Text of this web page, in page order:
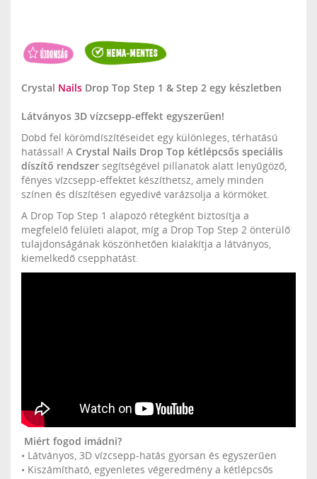
Crystal Nails Drop Top Step 1 & Step 2 egy készletben
Látványos 3D vízcsepp-effekt egyszerűen!
Dobd fel körömdíszítéseidet egy különleges, térhatású
hatással! A Crystal Nails Drop Top kétlépcsős speciális
díszítő rendszer segítségével pillanatok alatt lenyűgöző,
fényes vízcsepp-effektet készíthetsz, amely minden
színen és díszítésen egyedivé varázsolja a körmöket.
A Drop Top Step 1 alapozó rétegként biztosítja a
megfelelő felületi alapot, míg a Drop Top Step 2 önterülő
tulajdonságának köszönhetően kialakítja a látványos,
kiemelkedő csepphatást.
Miért fogod imádni?
• Látványos, 3D vízcsepp-hatás gyorsan és egyszerűen
• Kiszámítható, egyenletes végeredmény a kétlépcsős